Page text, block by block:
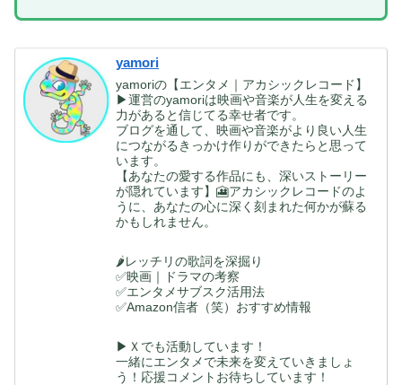
yamori
yamoriの【エンタメ｜アカシックレコード】
▶運営のyamoriは映画や音楽が人生を変える
力があると信じてる幸せ者です。
ブログを通して、映画や音楽がより良い人生
につながるきっかけ作りができたらと思って
います。
【あなたの愛する作品にも、深いストーリー
が隠れています】🎦アカシックレコードのよ
うに、あなたの心に深く刻まれた何かが蘇る
かもしれません。
🌶レッチリの歌詞を深掘り
✅映画｜ドラマの考察
✅エンタメサブスク活用法
✅Amazon信者（笑）おすすめ情報
▶Ｘでも活動しています！
一緒にエンタメで未来を変えていきましょ
う！応援コメントお待ちしています！